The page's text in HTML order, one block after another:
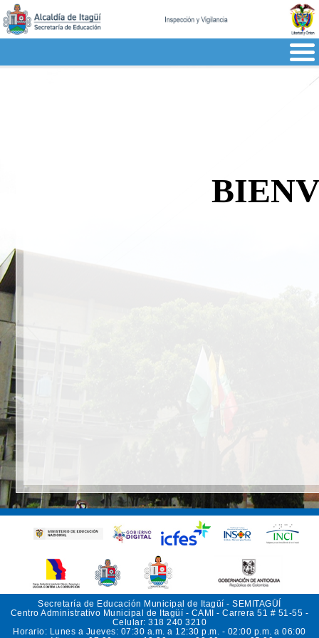
Secretaría de Educación Municipal de Itagüí - SEMITAGÜÍ
Centro Administrativo Municipal de Itagüí - CAMI - Carrera 51 # 51-55 -
Celular: 318 240 3210
Horario: Lunes a Jueves: 07:30 a.m. a 12:30 p.m. - 02:00 p.m. a 06:00